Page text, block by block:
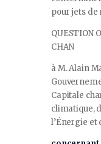
pour jets de
QUESTION
CHAN
à M. Alain
Capitale
climatique,
l’Énergie et